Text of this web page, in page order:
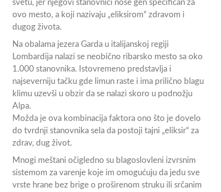
svetu, jer njegovi stanovnici nose gen specifičan za
ovo mesto, a koji nazivaju „eliksirom“ zdravom i
dugog života.
Na obalama jezera Garda u italijanskoj regiji
Lombardija nalazi se neobično ribarsko mesto sa oko
1.000 stanovnika. Istovremeno predstavlja i
najseverniju tačku gde limun raste i ima prilično blagu
klimu uzevši u obzir da se nalazi skoro u podnožju
Alpa.
Možda je ova kombinacija faktora ono što je dovelo
do tvrdnji stanovnika sela da postoji tajni „eliksir“ za
zdrav, dug život.
Mnogi meštani očigledno su blagoslovleni izvrsnim
sistemom za varenje koje im omogućuju da jedu sve
vrste hrane bez brige o proširenom struku ili srčanim